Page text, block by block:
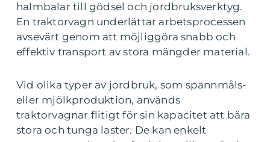
halmbalar till gödsel och jordbruksverktyg.
En traktorvagn underlättar arbetsprocessen
avsevärt genom att möjliggöra snabb och
effektiv transport av stora mängder material.
Vid olika typer av jordbruk, som spannmåls-
eller mjölkproduktion, används
traktorvagnar flitigt för sin kapacitet att bära
stora och tunga laster. De kan enkelt